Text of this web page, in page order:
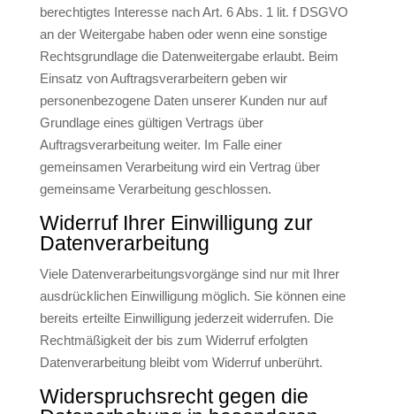
berechtigtes Interesse nach Art. 6 Abs. 1 lit. f DSGVO
an der Weitergabe haben oder wenn eine sonstige
Rechtsgrundlage die Datenweitergabe erlaubt. Beim
Einsatz von Auftragsverarbeitern geben wir
personenbezogene Daten unserer Kunden nur auf
Grundlage eines gültigen Vertrags über
Auftragsverarbeitung weiter. Im Falle einer
gemeinsamen Verarbeitung wird ein Vertrag über
gemeinsame Verarbeitung geschlossen.
Widerruf Ihrer Einwilligung zur
Datenverarbeitung
Viele Datenverarbeitungsvorgänge sind nur mit Ihrer
ausdrücklichen Einwilligung möglich. Sie können eine
bereits erteilte Einwilligung jederzeit widerrufen. Die
Rechtmäßigkeit der bis zum Widerruf erfolgten
Datenverarbeitung bleibt vom Widerruf unberührt.
Widerspruchsrecht gegen die